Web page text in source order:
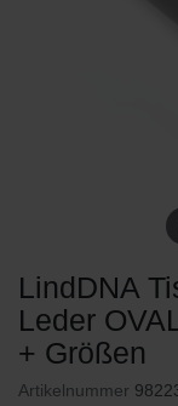
LindDNA
Leder
+ Größen
Artikelnummer